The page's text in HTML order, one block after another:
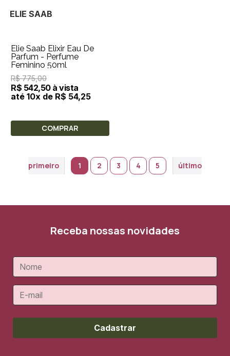
ELIE SAAB
Elie Saab Elixir Eau De
Parfum - Perfume
Feminino 50ml
R$ 775,00
R$ 542,50 à vista
até 10x de R$ 54,25
COMPRAR
primeiro 1 2 3 4 5 último
Receba nossas novidades
Cadastrar